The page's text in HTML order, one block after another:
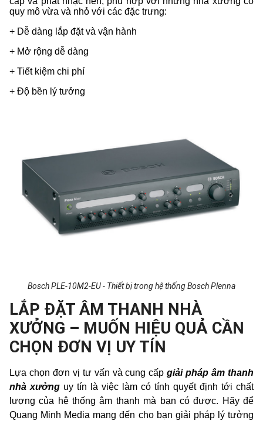
quy mô vừa và nhỏ với các đặc trưng:
+ Dễ dàng lắp đặt và vận hành
+ Mở rộng dễ dàng
+ Tiết kiệm chi phí
+ Độ bền lý tưởng
Bosch PLE-10M2-EU - Thiết bị trong hệ thống Bosch Plenna
LẮP ĐẶT ÂM THANH NHÀ
XƯỞNG – MUỐN HIỆU QUẢ CẦN
CHỌN ĐƠN VỊ UY TÍN
Lựa chọn đơn vị tư vấn và cung cấpgiải pháp âm thanh
nhà xưởng uy tín là việc làm có tính quyết định tới chất
lượng của hệ thống âm thanh mà bạn có được. Hãy để
Quang Minh Media mang đến cho bạn giải pháp lý tưởng